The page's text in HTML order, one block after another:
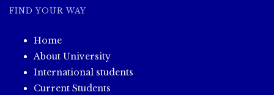
FIND YOUR WAY
Home
About University
International students
Current Students